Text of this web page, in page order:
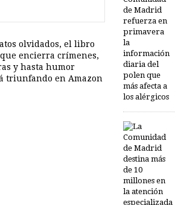
olvidados, el libro
encierra crímenes,
y hasta humor
triunfando en Amazon